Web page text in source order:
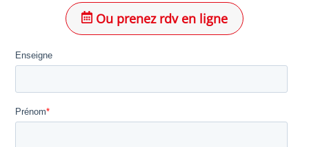
Ou prenez rdv en ligne